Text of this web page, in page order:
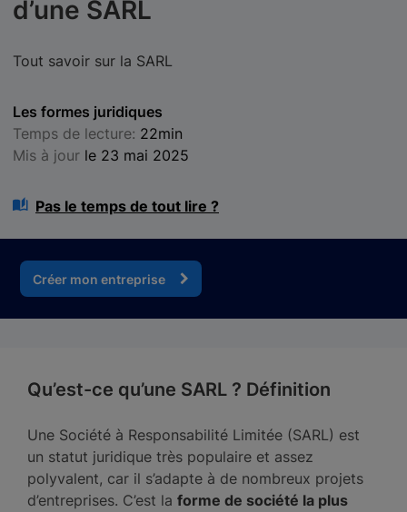
d’une SARL
Tout savoir sur la SARL
Les formes juridiques
Temps de lecture: 22min
Mis à jour le 23 mai 2025
Pas le temps de tout lire ?
Créer mon entreprise
Qu’est-ce qu’une SARL ? Définition
Une Société à Responsabilité Limitée (SARL) est
un statut juridique très populaire et assez
polyvalent, car il s’adapte à de nombreux projets
d’entreprises. C’est la forme de société la plus